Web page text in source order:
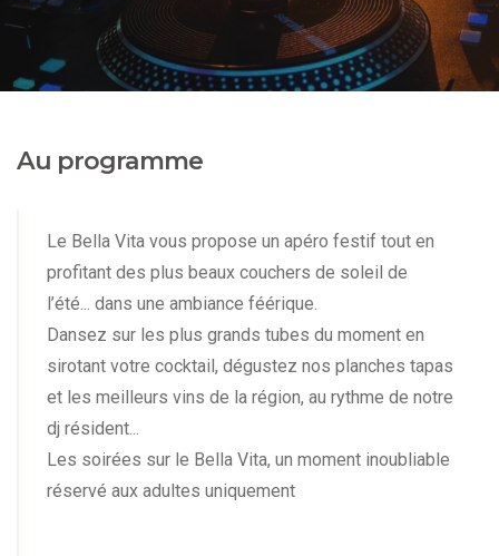
Au programme
Le Bella Vita vous propose un apéro festif tout en
profitant des plus beaux couchers de soleil de
l’été... dans une ambiance féérique.
Dansez sur les plus grands tubes du moment en
sirotant votre cocktail, dégustez nos planches tapas
et les meilleurs vins de la région, au rythme de notre
dj résident...
Les soirées sur le Bella Vita, un moment inoubliable
réservé aux adultes uniquement